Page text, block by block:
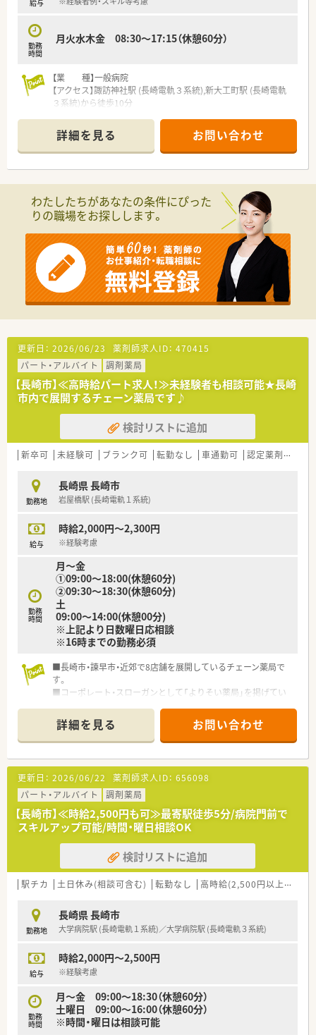
■新卒や未経験の方は3ヶ月から半年で1人立ちできるスケジュ
給与
勤務
時間
月火水木金 08:30～17:15（休憩60分）
【業 種】一般病院
【アクセス】諏訪神社駅 (長崎電軌３系統),新大工町駅 (長崎電軌
３系統)から徒歩10分
【想定時給】3,000～3,000円
【勤務時間】月火水木金 08:30～17:15（休憩60分）
【応需科目】総合科目
【業務内容】調剤（内服・外用・注射の払出）、持参薬の鑑別、疑義照
【人員体制】薬剤師 常勤12名 パート1名 助手1名
※男女比：女性割合が7～8割です
＼手厚いサポートが魅力のファルマスタッフ／
■万全のサポート体制：2名体制で担当がつきしっかりサポート！
■各種保険を完備：社会保険(週20時間以上)/雇用保険/薬剤師賠
償責任保険
■充実の休暇制度：有給休暇(6ヶ月以上勤務)、夏季休暇、慶弔休
暇など
まずはお気軽にお問い合わせください。
詳細を見る お問い合わせ
わたしたちがあなたの条件にぴった
りの職場をお探しします。
更新日： 2026/06/23 薬剤師求人ID： 470415
パート・アルバイト
調剤薬局
【長崎市】≪高時給パート求人！≫未経験者も相談可能★長崎
市内で展開するチェーン薬局です♪
検討リストに追加
新卒可 未経験可 ブランク可 転勤なし 車通勤可 認定薬剤師取得支援あり
勤務地
長崎県 長崎市
岩屋橋駅 (長崎電軌１系統)
給与
時給2,000円～2,300円
※経験考慮
勤務
時間
月～金
①09:00～18:00(休憩60分)
②09:30～18:30(休憩60分)
土
09:00～14:00(休憩00分)
※上記より日数曜日応相談
※16時までの勤務必須
■長崎市・諫早市・近郊で8店舗を展開しているチェーン薬局で
す。
■コーポレート・スローガンとして「よりそい薬局」を掲げてい
■経営層も若い方が多く、短期でのキャリアアップも可能です。
■時代により変わる社会のニーズをしっかりと捉え、新しい技術
や働きやすい制度を取り入れようと考えています。
■外部、社内勉強会、ＷＥＢを利用した認定薬剤師取得支援等、
教育関係に力を入れております。
■将来独立したい薬剤師の方の支援サポートも行っており、経営
について学びたい方にもお勧めです。
■産休育休や時短勤務など性別問わずキャリアップできる職場
環境が整っています。
詳細を見る お問い合わせ
更新日： 2026/06/22 薬剤師求人ID： 656098
パート・アルバイト
調剤薬局
【長崎市】≪時給2,500円も可≫最寄駅徒歩5分/病院門前で
スキルアップ可能/時間・曜日相談OK
検討リストに追加
駅チカ 土日休み(相談可含む) 転勤なし 高時給(2,500円以上)
勤務地
長崎県 長崎市
大学病院駅 (長崎電軌１系統)／大学病院駅 (長崎電軌３系統)
給与
時給2,000円～2,500円
※経験考慮
勤務
時間
月～金 09:00～18:30（休憩60分）
土曜日 09:00～16:00（休憩60分）
※時間・曜日は相談可能